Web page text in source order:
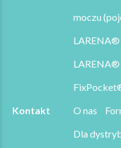
moczu
LARENA®
LARENA®
Kontakt
O nas
Dla